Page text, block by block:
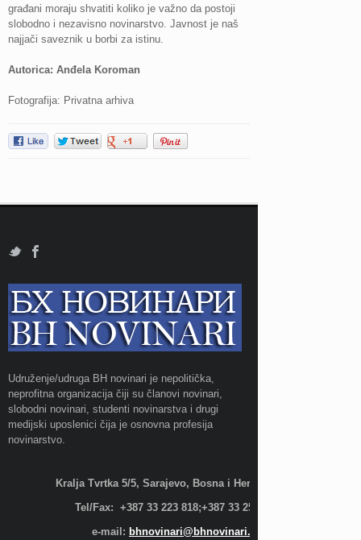
građani moraju shvatiti koliko je važno da postoji
slobodno i nezavisno novinarstvo. Javnost je naš
najjači saveznik u borbi za istinu.
Autorica: Anđela Koroman
Fotografija: Privatna arhiva
Udruženje/udruga BH novinari je nepolitička,
neprofitna organizacija čiji su članovi novinari,
slobodni novinari, studenti novinarstva i drugi
medijski uposlenici čija je osnovna profesija
novinarstvo.
Kralja Tvrtka 5/5, Sarajevo, Bosna i Hercegovina;
Tel/Fax: +387 33 223 818;+387 33 255 600
e-mail: bhnovinari@bhnovinari.ba